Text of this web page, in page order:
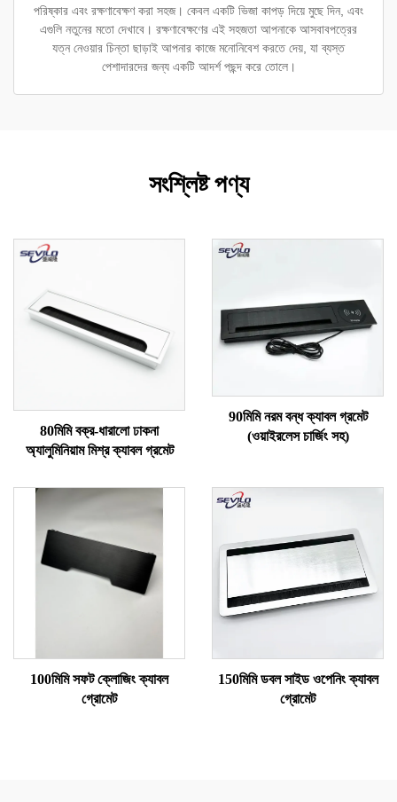
পরিষ্কার এবং রক্ষণাবেক্ষণ করা সহজ। কেবল একটি ভিজা কাপড় দিয়ে মুছে দিন, এবং
এগুলি নতুনের মতো দেখাবে। রক্ষণাবেক্ষণের এই সহজতা আপনাকে আসবাবপত্রের
যত্ন নেওয়ার চিন্তা ছাড়াই আপনার কাজে মনোনিবেশ করতে দেয়, যা ব্যস্ত
পেশাদারদের জন্য একটি আদর্শ পছন্দ করে তোলে।
সংশ্লিষ্ট পণ্য
80মিমি বক্র-ধারালো ঢাকনা
অ্যালুমিনিয়াম মিশ্র ক্যাবল গ্রমেট
90মিমি নরম বন্ধ ক্যাবল গ্রমেট
(ওয়াইরলেস চার্জিং সহ)
100মিমি সফট ক্লোজিং ক্যাবল
গ্রোমেট
150মিমি ডবল সাইড ওপেনিং ক্যাবল
গ্রোমেট